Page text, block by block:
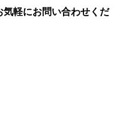
軽にお問い合わせくだ